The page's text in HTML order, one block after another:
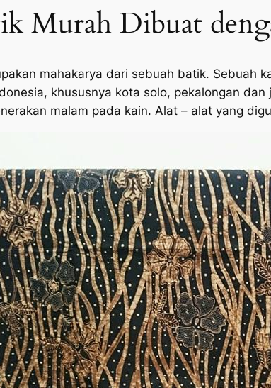
Murah Dibuat
mahakarya dari sebuah batik. Sebuah
khususnya kota solo, pekalongan
malam pada kain. Alat – alat yang